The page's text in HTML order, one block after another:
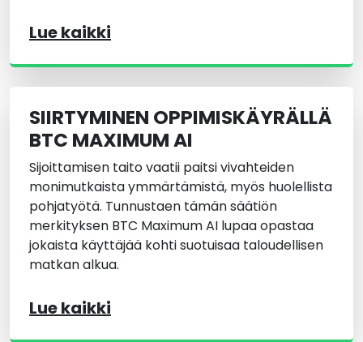
Lue kaikki
SIIRTYMINEN OPPIMISKÄYRÄLLÄ
BTC MAXIMUM AI
Sijoittamisen taito vaatii paitsi vivahteiden
monimutkaista ymmärtämistä, myös huolellista
pohjatyötä. Tunnustaen tämän säätiön
merkityksen BTC Maximum AI lupaa opastaa
jokaista käyttäjää kohti suotuisaa taloudellisen
matkan alkua.
Lue kaikki